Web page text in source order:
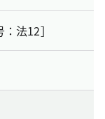
法12］